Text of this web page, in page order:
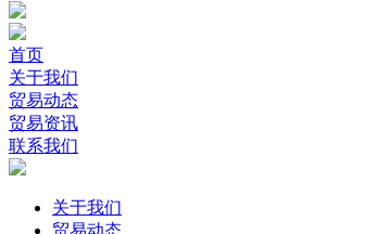
首页
关于我们
贸易动态
贸易资讯
联系我们
关于我们